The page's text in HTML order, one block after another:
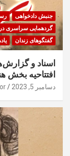
جنبش دادخواهی
گردهمایی سراسری
گفتگوهای زندان
اسناد و
افتتاحیه بخش هنری،
دسامبر 5, 2023